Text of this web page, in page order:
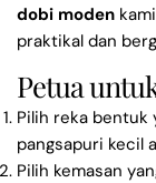
dobi moden
praktikal dan
Petua
Pilih reka bentuk
pangsapuri kecil
Pilih kemasan